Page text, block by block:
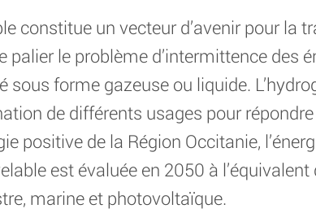
constitue un vecteur d’avenir pour la
le problème d’intermittence des
forme gazeuse ou liquide.
de différents usages pour
positive de la Région Occitanie,
est évaluée en 2050 à
marine et photovoltaïque.